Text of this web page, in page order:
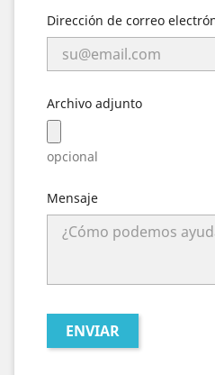
Dirección de correo
Archivo adjunto
opcional
Mensaje